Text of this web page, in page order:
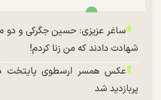
ساغر عزیزی: حسین جگرکی و دو
شهادت دادند که من زنا کردم!
عکس همسر ارسطوی پایتخت
پربازدید شد